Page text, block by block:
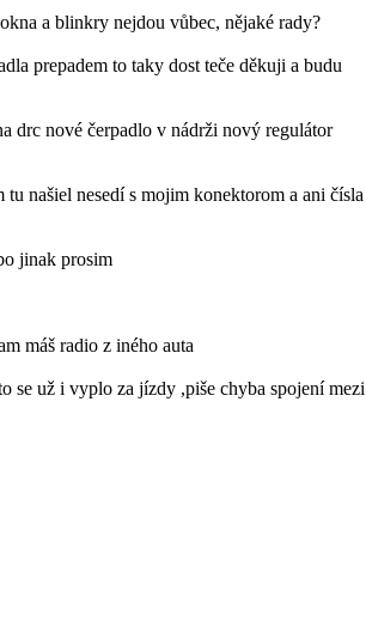
a blinkry nejdou vůbec, nějaké rady?
prepadem to taky dost teče děkuji a budu
drc nové čerpadlo v nádrži nový regulátor
našiel nesedí s mojim konektorom a ani čísla
jinak prosim
máš radio z iného auta
se už i vyplo za jízdy ,piše chyba spojení mezi
Vědel by někdo jak se toho zbavit? Díky
za elektrické?
ale nejde rychloměr, teplota, prostě